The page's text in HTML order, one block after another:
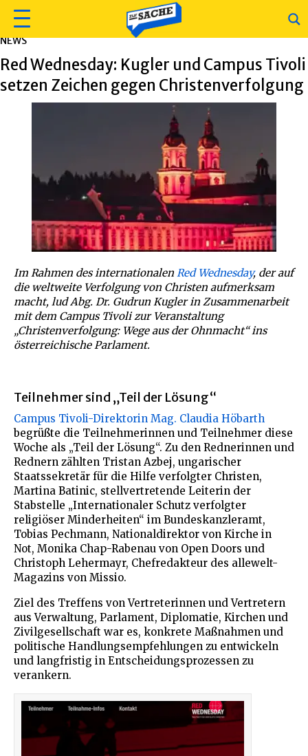
NEWS
Red Wednesday: Kugler und Campus Tivoli
setzen Zeichen gegen Christenverfolgung
Im Rahmen des internationalen Red Wednesday, der auf
die weltweite Verfolgung von Christen aufmerksam
macht, lud Abg. Dr. Gudrun Kugler in Zusammenarbeit
mit dem Campus Tivoli zur Veranstaltung
„Christenverfolgung: Wege aus der Ohnmacht“ ins
österreichische Parlament.
Teilnehmer sind „Teil der Lösung“
Campus Tivoli-Direktorin Mag. Claudia Höbarth
begrüßte die Teilnehmerinnen und Teilnehmer diese
Woche als „Teil der Lösung“. Zu den Rednerinnen und
Rednern zählten Tristan Azbej, ungarischer
Staatssekretär für die Hilfe verfolgter Christen,
Martina Batinic, stellvertretende Leiterin der
Stabstelle „Internationaler Schutz verfolgter
religiöser Minderheiten“ im Bundeskanzleramt,
Tobias Pechmann, Nationaldirektor von Kirche in
Not, Monika Chap-Rabenau von Open Doors und
Christoph Lehermayr, Chefredakteur des allewelt-
Magazins von Missio.
Ziel des Treffens von Vertreterinnen und Vertretern
aus Verwaltung, Parlament, Diplomatie, Kirchen und
Zivilgesellschaft war es, konkrete Maßnahmen und
politische Handlungsempfehlungen zu entwickeln
und langfristig in Entscheidungsprozessen zu
verankern.